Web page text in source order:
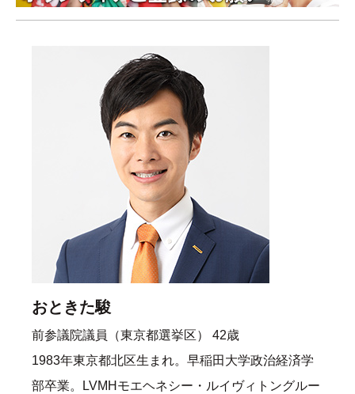
おときた駿
前参議院議員（東京都選挙区） 42歳
1983年東京都北区生まれ。早稲田大学政治経済学
部卒業。LVMHモエヘネシー・ルイヴィトングルー